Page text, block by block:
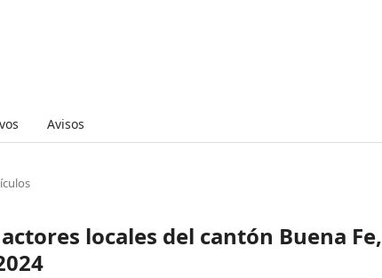
Avisos
locales del cantón Buena Fe,